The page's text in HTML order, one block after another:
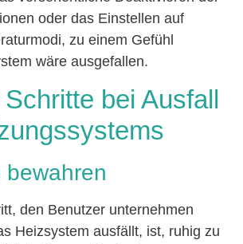
oder das Einstellen auf
zu einem Gefühl
wäre ausgefallen.
bei Ausfall
den Benutzer unternehmen
Heizsystem ausfällt, ist, ruhig zu